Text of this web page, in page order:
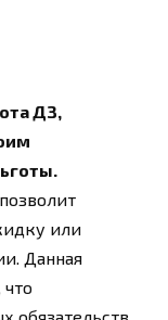
ДЗ,
или
Данная